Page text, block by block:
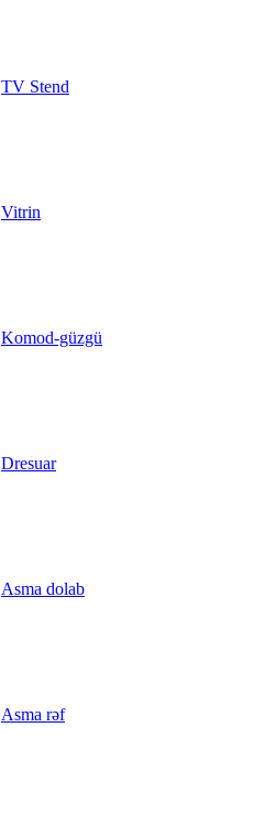
TV Stend
Vitrin
Komod-güzgü
Dresuar
Asma dolab
Asma rəf